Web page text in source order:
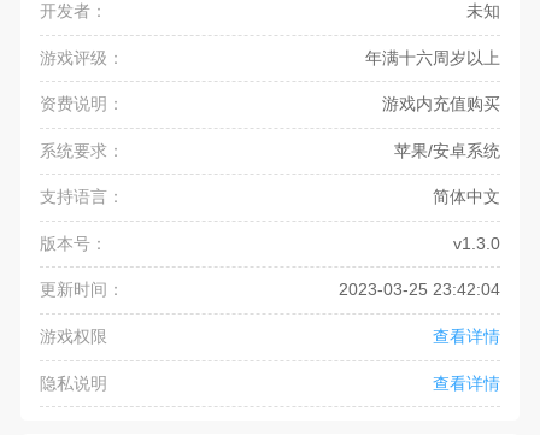
开发者： 未知
游戏评级： 年满十六周岁以上
资费说明： 游戏内充值购买
系统要求： 苹果/安卓系统
支持语言： 简体中文
版本号： v1.3.0
更新时间： 2023-03-25 23:42:04
游戏权限 查看详情
隐私说明 查看详情